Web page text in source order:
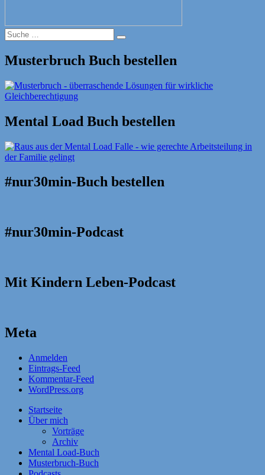
Suche
nach:
Suche
Musterbruch Buch bestellen
Mental Load Buch bestellen
#nur30min-Buch bestellen
#nur30min-Podcast
Mit Kindern Leben-Podcast
Meta
Anmelden
Eintrags-Feed
Kommentar-Feed
WordPress.org
Startseite
Über mich
Vorträge
Archiv
Mental Load-Buch
Musterbruch-Buch